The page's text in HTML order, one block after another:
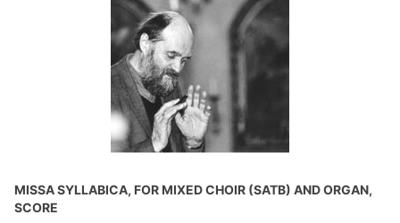
MISSA SYLLABICA, FOR MIXED CHOIR (SATB) AND ORGAN,
SCORE